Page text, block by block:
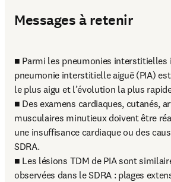
Messages à retenir
■ Parmi les pneumonies interstitielles
pneumonie interstitielle aiguë (PIA)
le plus aigu et l’évolution la plus
■ Des examens cardiaques, cutanés,
musculaires minutieux doivent être
une insuffisance cardiaque ou des
SDRA.
■ Les lésions TDM de PIA sont
observées dans le SDRA : plages